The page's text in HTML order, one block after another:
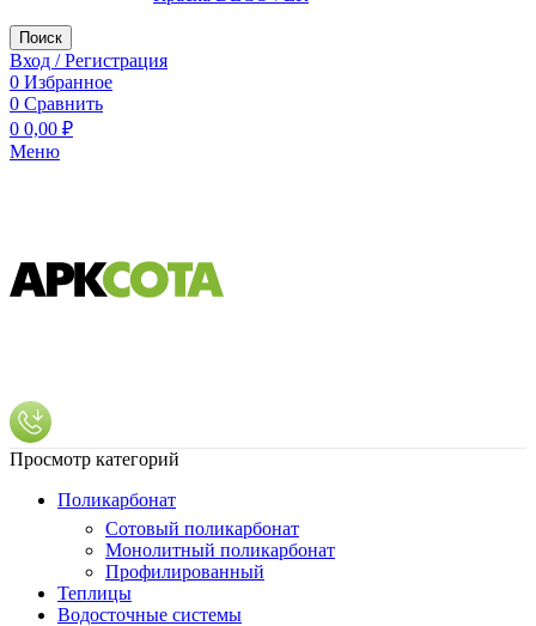
Поиск
Вход / Регистрация
0 Избранное
0 Сравнить
0 0,00 ₽
Меню
Просмотр категорий
Поликарбонат
Сотовый поликарбонат
Монолитный поликарбонат
Профилированный
Теплицы
Водосточные системы